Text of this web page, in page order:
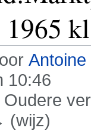
1965
10:46
(wijz)